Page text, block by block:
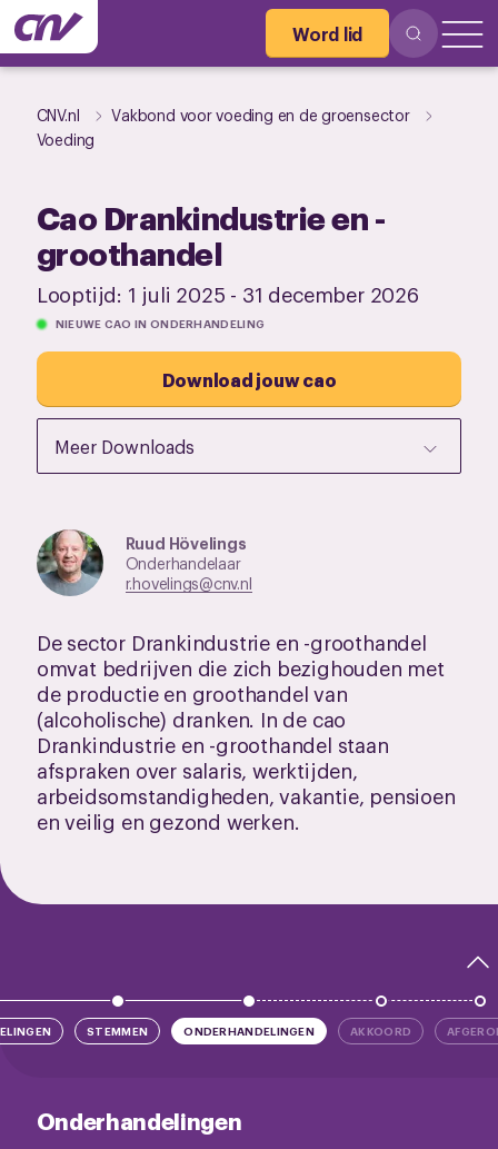
Word lid
CNV.nl
Vakbond voor voeding en de groensector
Voeding
Cao Drankindustrie en -
groothandel
Looptijd: 1 juli 2025 - 31 december 2026
NIEUWE CAO IN ONDERHANDELING
Download jouw cao
Meer Downloads
Ruud Hövelings
Onderhandelaar
r.hovelings@cnv.nl
De sector Drankindustrie en -groothandel
omvat bedrijven die zich bezighouden met
de productie en groothandel van
(alcoholische) dranken. In de cao
Drankindustrie en -groothandel staan
afspraken over salaris, werktijden,
arbeidsomstandigheden, vakantie, pensioen
en veilig en gezond werken.
STEMMEN ONDERHANDELINGEN AKKOORD
Onderhandelingen